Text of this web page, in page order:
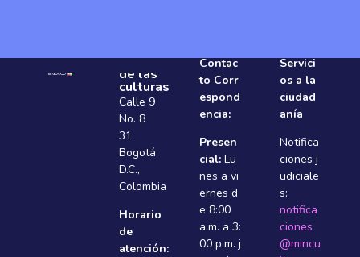
Ministerio
de las
culturas
Calle 9
No. 8
31
Bogotá
D.C.,
Colombia
Horario
de
atención:
Contac
to Corr
espond
encia:
Presen
cial: Lu
nes a vi
ernes d
e 8:00
a.m. a 3:
00 p.m. j
Servici
os a la
ciudad
anía
Notifica
ciones j
udiciale
s:
notifica
ciones
@mincu